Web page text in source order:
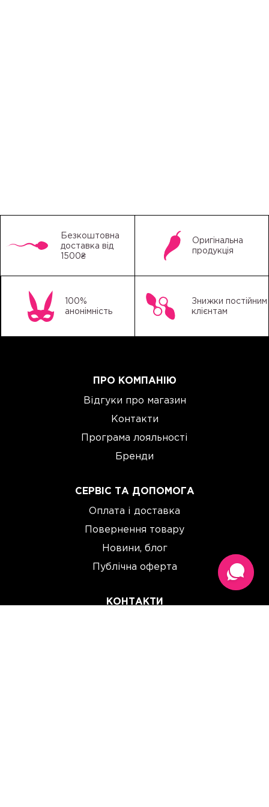
Безкоштовна
доставка від
1500₴
Оригінальна
продукція
100%
анонімність
Знижки постійним
клієнтам
ПРО КОМПАНІЮ
Відгуки про магазин
Контакти
Програма лояльності
Бренди
СЕРВІС ТА ДОПОМОГА
Оплата і доставка
Повернення товару
Новини, блог
Публічна оферта
КОНТАКТИ